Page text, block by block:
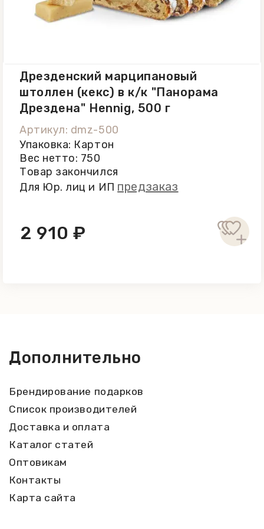
Дрезденский марципановый
штоллен (кекс) в к/к "Панорама
Дрездена" Hennig, 500 г
Артикул: dmz-500
Упаковка: Картон
Вес нетто: 750
Товар закончился
Для Юр. лиц и ИП предзаказ
2 910 ₽
Дополнительно
Брендирование подарков
Список производителей
Доставка и оплата
Каталог статей
Оптовикам
Контакты
Карта сайта